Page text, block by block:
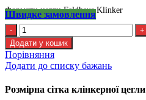
Формати цегли Feldhaus Klinker
Швидке замовлення
Клінкерна
цегла
Feldhaus
K
915
NF
кількість
Додати у кошик
Порівняння
Додати до списку бажань
Розмірна сітка клінкерної цегли